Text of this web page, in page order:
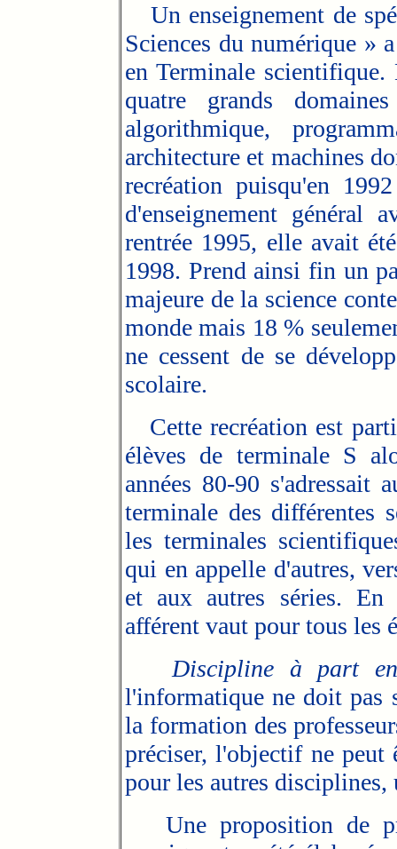
Un enseignement de
Sciences du numérique »
en Terminale
quatre grands
algorithmique,
architecture et machines
recréation puisqu'en
d'enseignement général
rentrée 1995, elle avait
1998. Prend ainsi fin un
majeure de la science
monde mais 18 %
ne cessent de se
scolaire.
Cette recréation est
élèves de terminale S
années 80-90 s'adressait
terminale des différentes
les terminales
qui en appelle d'autres,
et aux autres séries. En
afférent vaut pour tous les
Discipline à part
l'informatique ne doit pas
la formation des
préciser, l'objectif ne
pour les autres disciplines,
Une proposition de